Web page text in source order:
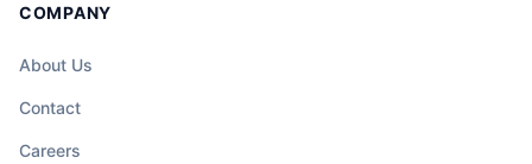
COMPANY
About Us
Contact
Careers